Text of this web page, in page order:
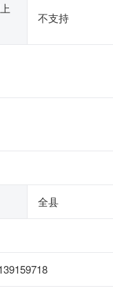
不支持
全县